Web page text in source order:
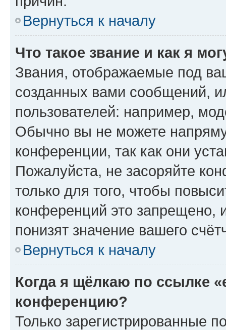
Вернуться к началу
Что такое звание и как я
Звания, отображаемые под
созданных вами сообщений,
пользователей: например,
Обычно вы не можете
конференции, так как они
Пожалуйста, не засоряйте
только для того, чтобы
конференций это запрещено,
понизят значение вашего
Вернуться к началу
Когда я щёлкаю по ссылке
конференцию?
Только зарегистрированные